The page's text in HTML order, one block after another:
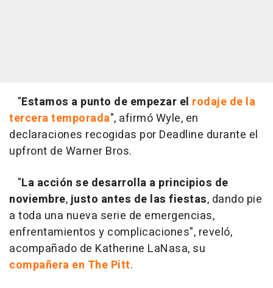
"Estamos a punto de empezar el rodaje de la
tercera temporada", afirmó Wyle, en
declaraciones recogidas por Deadline durante el
upfront de Warner Bros.
"La acción se desarrolla a principios de
noviembre,justo antes de las fiestas, dando pie
a toda una nueva serie de emergencias,
enfrentamientos y complicaciones", reveló,
acompañado de Katherine LaNasa, su
compañera en The Pitt.